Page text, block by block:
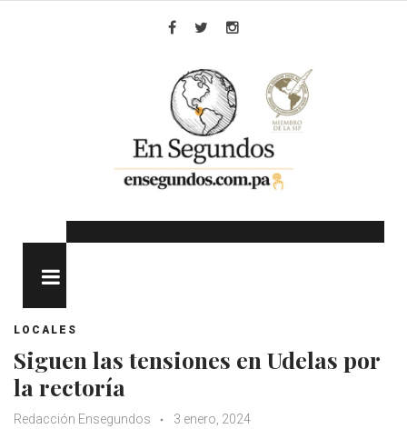
LOCALES
Siguen las tensiones en Udelas por
la rectoría
Redacción Ensegundos
3 enero, 2024